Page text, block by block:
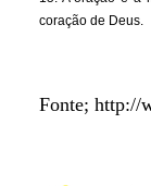
coração de Deus.
Fonte; http://